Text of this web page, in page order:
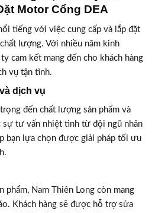
Motor Cổng DEA
tiếng với việc cung cấp và lắp đặt
chất lượng. Với nhiều năm kinh
cam kết mang đến cho khách hàng
vụ tận tình.
dịch vụ
đến chất lượng sản phẩm và
sự tư vấn nhiệt tình từ đội ngũ nhân
bạn lựa chọn được giải pháp tối ưu
phẩm, Nam Thiên Long còn mang
Khách hàng sẽ được hỗ trợ sửa